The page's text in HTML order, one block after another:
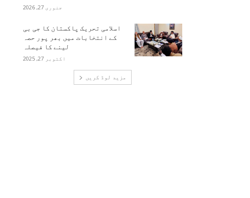
جنوری 27, 2026
اسلامی تحریک پاکستان کا جی بی
کے انتخابات میں بھر پور حصہ
لینے کا فیصلہ
اکتوبر 27, 2025
مزید لوڈ کریں